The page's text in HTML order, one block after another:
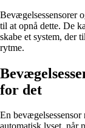
Bevægelsessensorer
til at opnå dette. De
skabe et system, der
rytme.
for det
En